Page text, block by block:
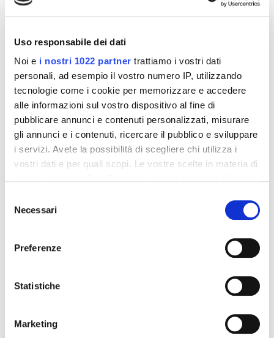
Uso responsabile dei dati
Noi e i nostri 1022 partner trattiamo i vostri dati
personali, ad esempio il vostro numero IP, utilizzando
tecnologie come i cookie per memorizzare e accedere
alle informazioni sul vostro dispositivo al fine di
pubblicare annunci e contenuti personalizzati, misurare
gli annunci e i contenuti, ricercare il pubblico e sviluppare
i servizi. Avete la possibilità di scegliere chi utilizza i
vostri dati e per quali scopi. Le vostre scelte in materia di
modificare o revocare il proprio consenso in qualsiasi
momento dalla Dichiarazione sui cookie o facendo clic
raccogliere informazioni sulla tua posizione
geografica, con un'approssimazione di qualche
Identificare il tuo dispositivo, scansionandolo
delNecessari
Preferenze
Statistiche
Marketing
Dettagli del prodotto
Recensioni
Altri prodotti che potrebbero
-42%